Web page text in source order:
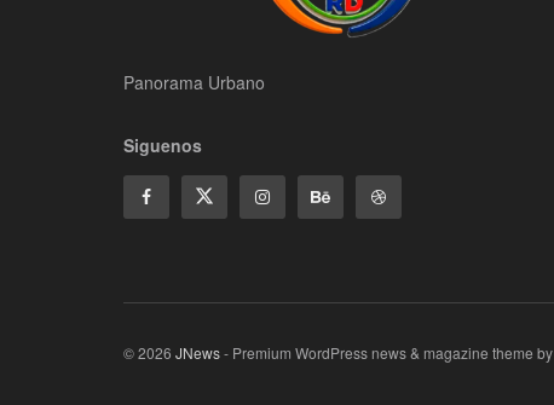
Panorama Urbano
Siguenos
© 2026 JNews- Premium WordPress news & magazine theme by